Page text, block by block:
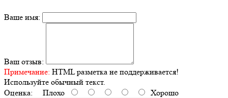
Ваше имя:
Ваш отзыв:
Примечание: HTML разметка не поддерживается!
Используйте обычный текст.
Оценка: Плохо Хорошо